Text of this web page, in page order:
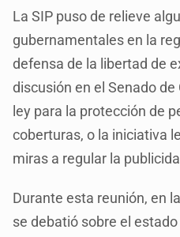
La SIP puso de relieve
gubernamentales en la
defensa de la libertad de
discusión en el Senado
ley para la protección de
coberturas, o la iniciativa
miras a regular la
Durante esta reunión, en
se debatió sobre el